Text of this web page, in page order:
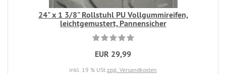
24" x 1 3/8" Rollstuhl PU Vollgummireifen,
leichtgemustert, Pannensicher
EUR 29,99
inkl. 19 % USt zzgl. Versandkosten